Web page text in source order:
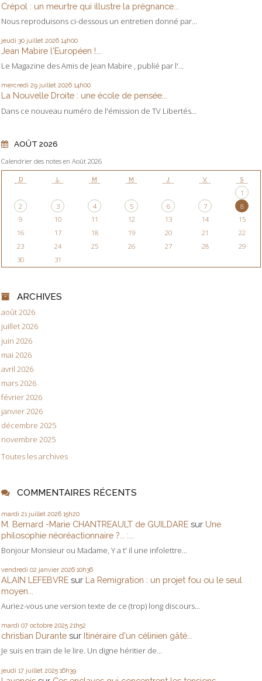
Crépol : un meurtre qui illustre la prégnance...
Nous reproduisons ci-dessous un entretien donné par...
jeudi 30 juillet 2026 14h00
Jean Mabire l'Européen !...
Le Magazine des Amis de Jean Mabire , publié par l'...
mercredi 29 juillet 2026 14h00
La Nouvelle Droite : une école de pensée...
Dans ce nouveau numéro de l'émission de TV Libertés...
AOÛT 2026
Calendrier des notes en Août 2026
D L M M J V S
1
2
3 4 5 6 7
8
9
10 11 12 13 14
15
16
17 18 19 20 21
22
23
24 25 26 27 28
29
30
31
ARCHIVES
août 2026
juillet 2026
juin 2026
mai 2026
avril 2026
mars 2026
février 2026
janvier 2026
décembre 2025
novembre 2025
Toutes les archives
COMMENTAIRES RÉCENTS
mardi 21 juillet 2026 15h20
M. Bernard -Marie CHANTREAULT de GUILDARE sur Une
philosophie néoréactionnaire ?... :...
Bonjour Monsieur ou Madame, Y a t' il une infolettre...
vendredi 02 janvier 2026 10h36
ALAIN LEFEBVRE sur La Remigration : un projet fou ou le seul
moyen...
Auriez-vous une version texte de ce (trop) long discours...
mardi 07 octobre 2025 21h52
christian Durante sur Itinéraire d'un célinien gâté...
Je suis en train de le lire. Un digne héritier de...
jeudi 17 juillet 2025 16h39